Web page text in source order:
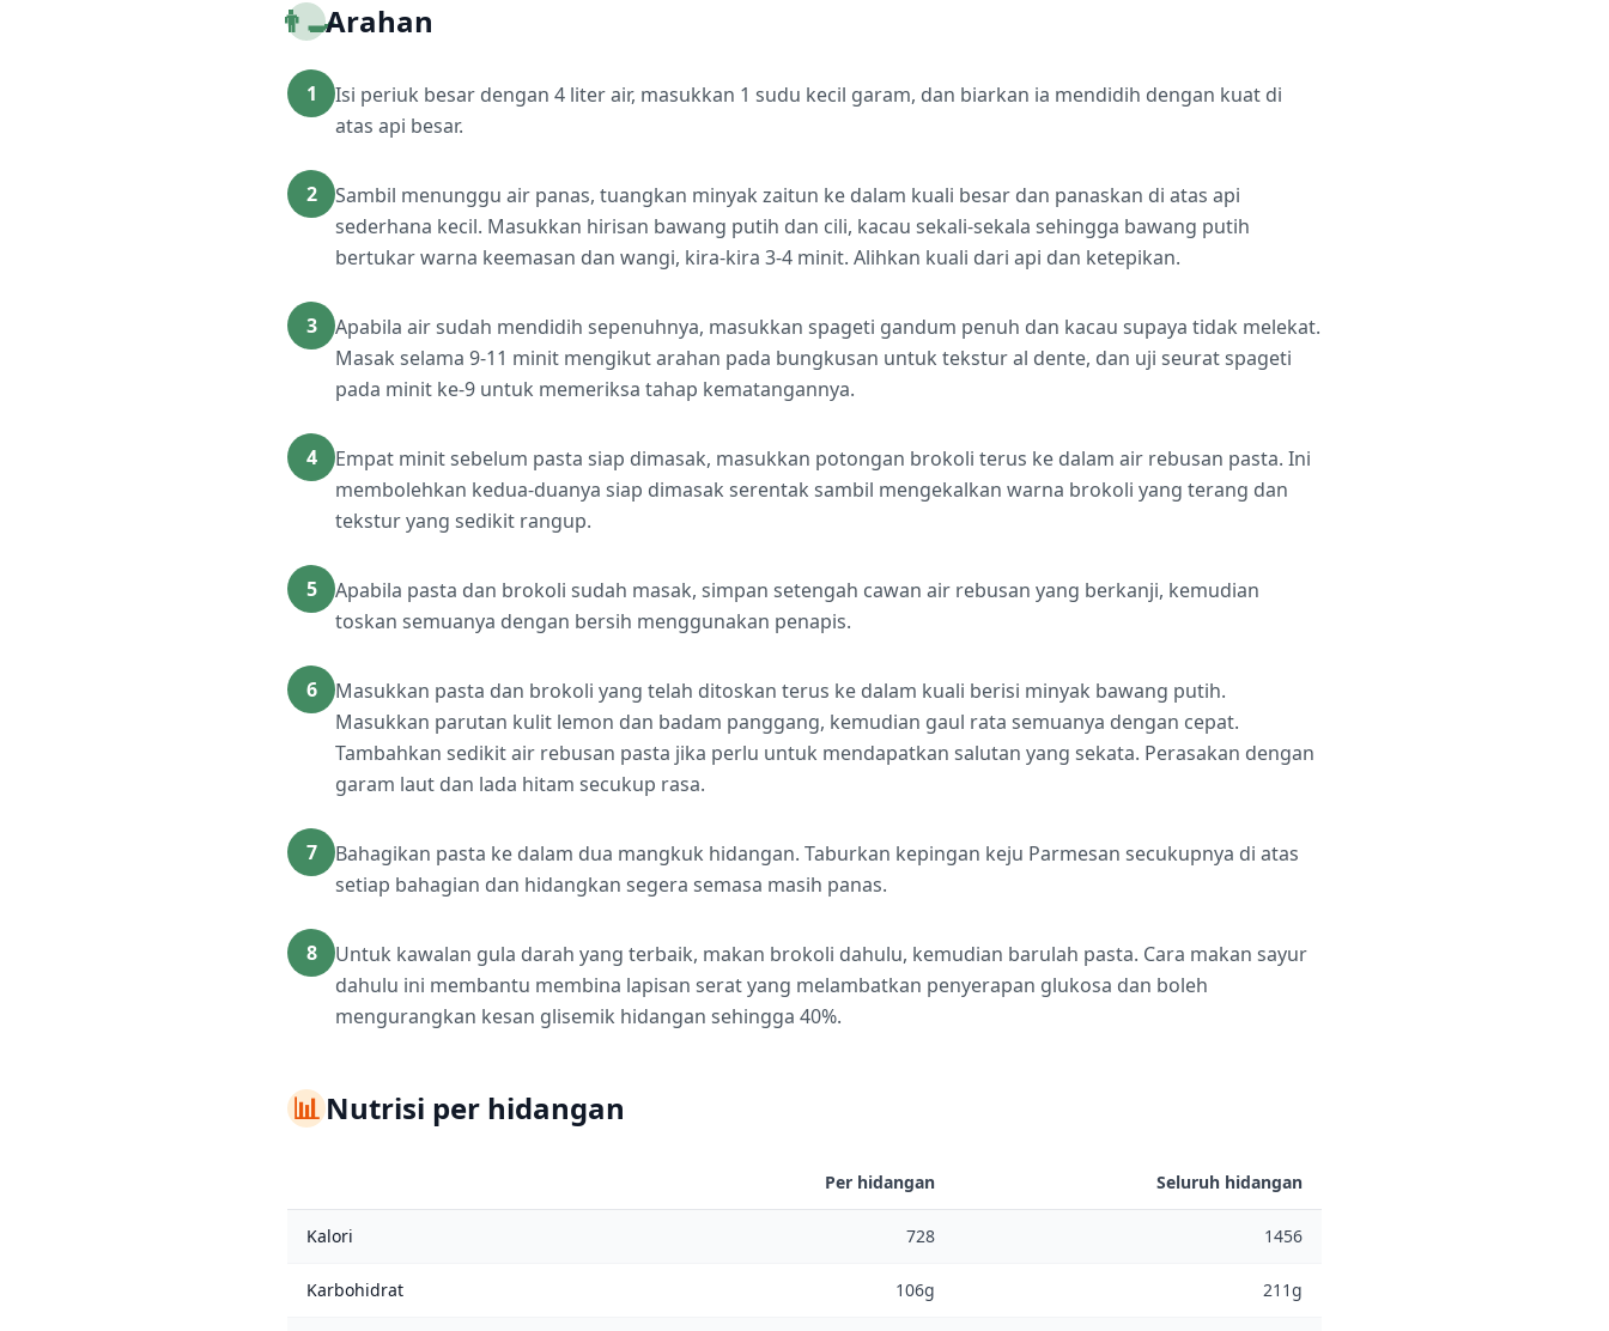
👨‍🍳Arahan
1
Isi periuk besar dengan 4 liter air, masukkan 1 sudu kecil garam, dan biarkan ia mendidih dengan kuat di
atas api besar.
2
Sambil menunggu air panas, tuangkan minyak zaitun ke dalam kuali besar dan panaskan di atas api
sederhana kecil. Masukkan hirisan bawang putih dan cili, kacau sekali-sekala sehingga bawang putih
bertukar warna keemasan dan wangi, kira-kira 3-4 minit. Alihkan kuali dari api dan ketepikan.
3
Apabila air sudah mendidih sepenuhnya, masukkan spageti gandum penuh dan kacau supaya tidak melekat.
Masak selama 9-11 minit mengikut arahan pada bungkusan untuk tekstur al dente, dan uji seurat spageti
pada minit ke-9 untuk memeriksa tahap kematangannya.
4
Empat minit sebelum pasta siap dimasak, masukkan potongan brokoli terus ke dalam air rebusan pasta. Ini
membolehkan kedua-duanya siap dimasak serentak sambil mengekalkan warna brokoli yang terang dan
tekstur yang sedikit rangup.
5
Apabila pasta dan brokoli sudah masak, simpan setengah cawan air rebusan yang berkanji, kemudian
toskan semuanya dengan bersih menggunakan penapis.
6
Masukkan pasta dan brokoli yang telah ditoskan terus ke dalam kuali berisi minyak bawang putih.
Masukkan parutan kulit lemon dan badam panggang, kemudian gaul rata semuanya dengan cepat.
Tambahkan sedikit air rebusan pasta jika perlu untuk mendapatkan salutan yang sekata. Perasakan dengan
garam laut dan lada hitam secukup rasa.
7
Bahagikan pasta ke dalam dua mangkuk hidangan. Taburkan kepingan keju Parmesan secukupnya di atas
setiap bahagian dan hidangkan segera semasa masih panas.
8
Untuk kawalan gula darah yang terbaik, makan brokoli dahulu, kemudian barulah pasta. Cara makan sayur
dahulu ini membantu membina lapisan serat yang melambatkan penyerapan glukosa dan boleh
mengurangkan kesan glisemik hidangan sehingga 40%.
📊Nutrisi per hidangan
Per hidangan Seluruh hidangan
Kalori 728 1456
Karbohidrat 106g 211g